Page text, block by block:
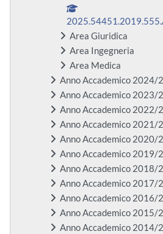
Area Giuridica
Area Ingegneria
Area Medica
Anno Accademico 2024/
Anno Accademico 2023/
Anno Accademico 2022/
Anno Accademico 2021/
Anno Accademico 2020/
Anno Accademico 2019/
Anno Accademico 2018/
Anno Accademico 2017/
Anno Accademico 2016/
Anno Accademico 2015/
Anno Accademico 2014/